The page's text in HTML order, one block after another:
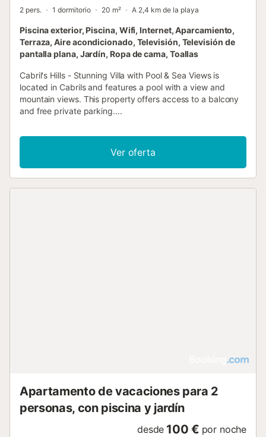
2 pers. 1 dormitorio 20 m² A 2,4 km de la playa
Piscina exterior, Piscina, Wifi, Internet, Aparcamiento,
Terraza, Aire acondicionado, Televisión, Televisión de
pantalla plana, Jardín, Ropa de cama, Toallas
Cabril's Hills - Stunning Villa with Pool & Sea Views is
located in Cabrils and features a pool with a view and
mountain views. This property offers access to a balcony
and free private parking....
Ver oferta
Apartamento de vacaciones para 2
personas, con piscina y jardín
desde 100 € por noche